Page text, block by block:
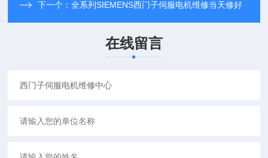
下一个：全系列SIEMENS西门子伺服电机维修当天修好
在线留言